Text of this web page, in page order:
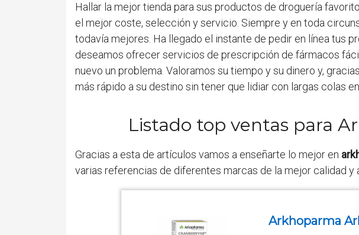
Hallar la mejor tienda para sus productos de droguería
el mejor coste, selección y servicio. Siempre y en toda
todavía mejores. Ha llegado el instante de pedir en línea tus
deseamos ofrecer servicios de prescripción de fármacos
nuevo un problema. Valoramos su tiempo y su dinero y,
más rápido a su destino sin tener que lidiar con largas colas
Listado top ventas para
Gracias a esta de artículos vamos a enseñarte lo mejor en
varias referencias de diferentes marcas de la mejor calidad
Arkhoparma